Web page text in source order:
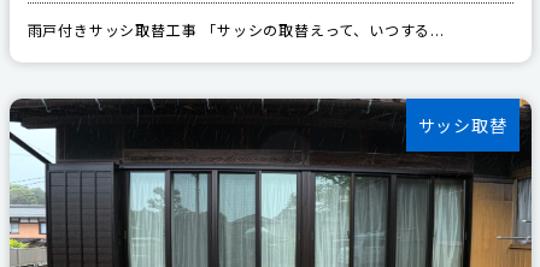
059-315-4714
059-324-2941
電話受付：9：00〜17：00
定休日：日曜・祝日
雨戸付きサッシ取替工事 「サッシの取替えって、いつする...
サッシ取替